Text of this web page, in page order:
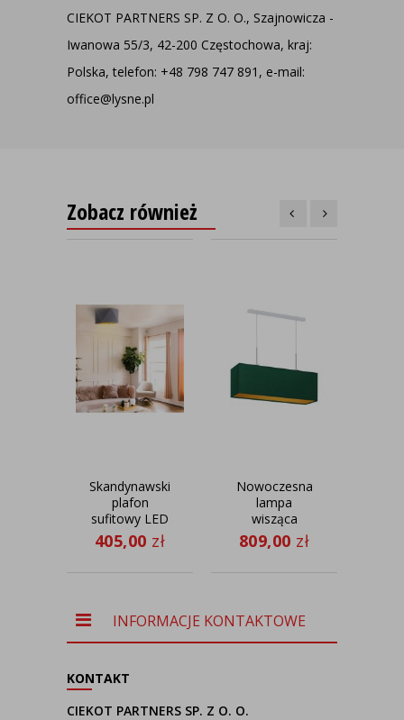
CIEKOT PARTNERS SP. Z O. O., Szajnowicza -
Iwanowa 55/3, 42-200 Częstochowa, kraj:
Polska, telefon: +48 798 747 891, e-mail:
office@lysne.pl
Zobacz również
Skandynawski
plafon
sufitowy LED
do salonu
KOLORADO
405,00 zł
Nowoczesna
lampa
wisząca
podłużna do
kuchni MILOS
809,00 zł
INFORMACJE KONTAKTOWE
KONTAKT
CIEKOT PARTNERS SP. Z O. O.